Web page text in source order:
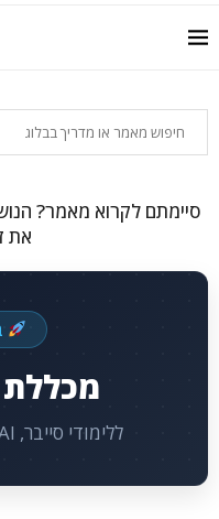
סיימתם לקרוא מאמר?
את
מכללת
ללימודי סייבר, AI, ניהול רשתות ותקשורת